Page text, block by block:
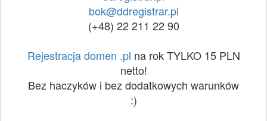
bok@ddregistrar.pl
(+48) 22 211 22 90
Rejestracja domen .pl na rok TYLKO 15 PLN
netto!
Bez haczyków i bez dodatkowych warunków
:)